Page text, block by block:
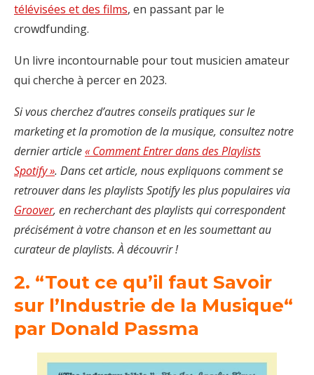
télévisées et des films, en passant par le
crowdfunding.
Un livre incontournable pour tout musicien amateur
qui cherche à percer en 2023.
Si vous cherchez d’autres conseils pratiques sur le
marketing et la promotion de la musique, consultez notre
dernier article« Comment Entrer dans des Playlists
Spotify ». Dans cet article, nous expliquons comment se
retrouver dans les playlists Spotify les plus populaires via
Groover, en recherchant des playlists qui correspondent
précisément à votre chanson et en les soumettant au
curateur de playlists. À découvrir !
2. “Tout ce qu’il faut Savoir
sur l’Industrie de la Musique“
par Donald Passma